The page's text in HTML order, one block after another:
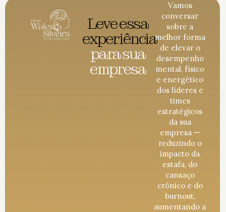
Leve essa
experiência
para sua
empresa
Vamos
conversar
sobre a
melhor forma
de elevar o
desempenho
mental, físico
e energético
dos líderes e
times
estratégicos
da sua
empresa —
reduzindo o
impacto da
estafa, do
cansaço
crônico e do
burnout,
aumentando a